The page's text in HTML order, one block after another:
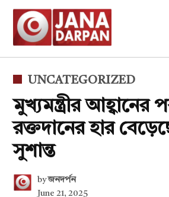
Skip
content
POSTED
UNCATEGORIZED
মুখ্যমন্ত্রীর আহ্বানের
রক্তদানের হার বেড়েছে
সুশান্ত
by জনদর্পন
June 21, 2025